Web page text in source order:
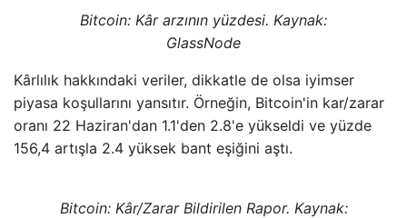
Bitcoin: Kâr arzının yüzdesi. Kaynak:
GlassNode
Kârlılık hakkındaki veriler, dikkatle de olsa iyimser
piyasa koşullarını yansıtır. Örneğin, Bitcoin'in kar/zarar
oranı 22 Haziran'dan 1.1'den 2.8'e yükseldi ve yüzde
156,4 artışla 2.4 yüksek bant eşiğini aştı.
Bitcoin: Kâr/Zarar Bildirilen Rapor. Kaynak: